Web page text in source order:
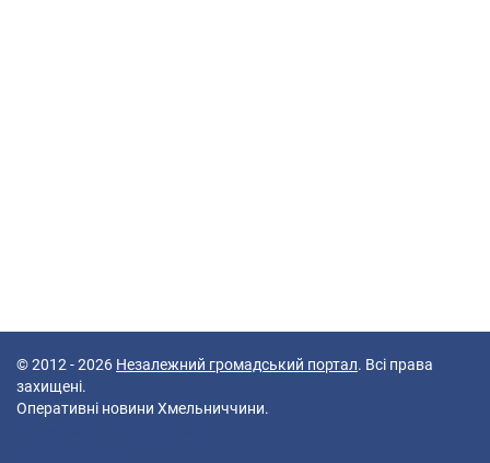
© 2012 - 2026 Незалежний громадський портал. Всі права
захищені.
Оперативні новини Хмельниччини.